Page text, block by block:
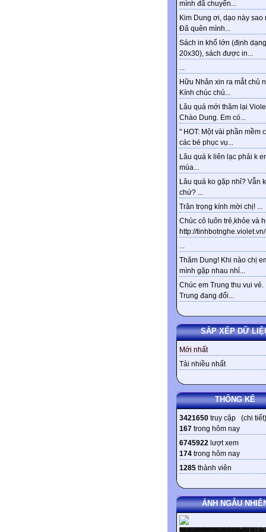
mình đã chuyển...
Kim Dung ơi, dạo này sao
Đã quên mình...
Sách in khổ lớn (định dạng
20x30), sách được in...
...
Hữu Nhân xin ra mắt chủ
Kính chúc chủ...
Lâu quá mới thăm lại
Chào Dung. Em có...
" HOT: Một vài phần mềm
các bé phục vụ...
Lâu quá k liên lạc phải k
mùa...
Lâu quá ko gặp nhỉ? Vẫn
chứ? ...
Trân trọng kính mời chị! ...
Chúc cô luôn trẻ,khỏe và
http://
...
Thăm Dung! Khi nào chị
mình gặp nhau nhỉ...
Chúc em Trung thu vui vẻ.
Trung đang đối...
SẮP XẾP DỮ
Mới nhất
Tải nhiều nhất
THỐNG KÊ
3421650 truy cập (chi tiết)
167 trong hôm nay
6745922 lượt xem
174 trong hôm nay
1285 thành viên
ẢNH NGẪU